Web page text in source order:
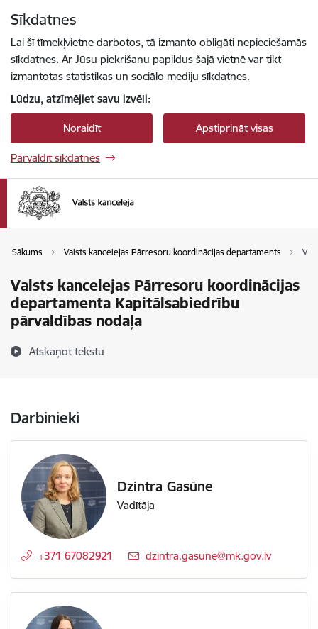
Sīkdatnes
Lai šī tīmekļvietne darbotos, tā izmanto obligāti nepieciešamās
sīkdatnes. Ar Jūsu piekrišanu papildus šajā vietnē var tikt
izmantotas statistikas un sociālo mediju sīkdatnes.
Lūdzu, atzīmējiet savu izvēli:
Noraidīt Apstiprināt visas
Pārvaldīt sīkdatnes
Sākums Valsts kancelejas Pārresoru koordinācijas departaments
Valsts kancelejas Pārresoru koordinācijas
departamenta Kapitālsabiedrību
pārvaldības nodaļa
Atskaņot tekstu
Darbinieki
Dzintra Gasūne
Vadītāja
+371 67082921 E-pasts:
dzintra.gasune@mk.gov.lv